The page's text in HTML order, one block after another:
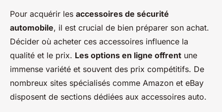
Pour acquérir les accessoires de sécurité
automobile, il est crucial de bien préparer son achat.
Décider où acheter ces accessoires influence la
qualité et le prix. Les options en ligne offrent une
immense variété et souvent des prix compétitifs. De
nombreux sites spécialisés comme Amazon et eBay
disposent de sections dédiées aux accessoires auto.